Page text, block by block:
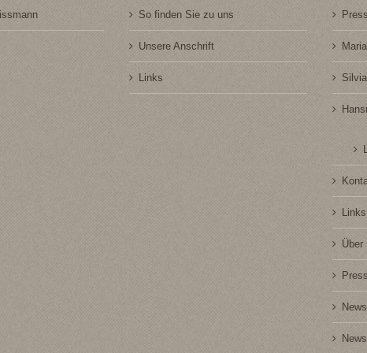
So finden Sie zu uns
Unsere Anschrift
Links
Links
Über
News